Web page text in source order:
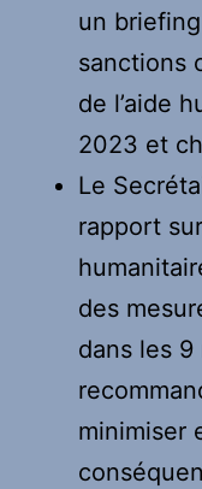
un
sanctions
de l’aide
2023 et
Le
rapport
des
dans les
minimiser